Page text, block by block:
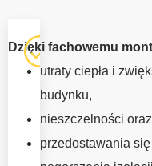
OKNA Z
PILZNO
Prawidłowy
montaż okien
Dzięki fachowemu
utraty ciepła i
budynku,
nieszczelności
przedostawania